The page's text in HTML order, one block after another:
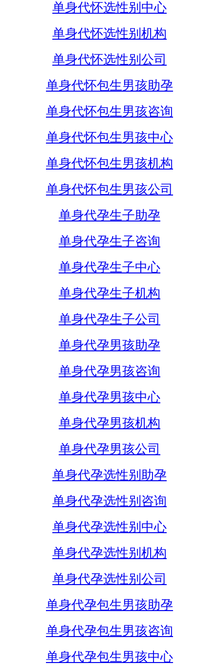
单身代怀选性别中心
单身代怀选性别机构
单身代怀选性别公司
单身代怀包生男孩助孕
单身代怀包生男孩咨询
单身代怀包生男孩中心
单身代怀包生男孩机构
单身代怀包生男孩公司
单身代孕生子助孕
单身代孕生子咨询
单身代孕生子中心
单身代孕生子机构
单身代孕生子公司
单身代孕男孩助孕
单身代孕男孩咨询
单身代孕男孩中心
单身代孕男孩机构
单身代孕男孩公司
单身代孕选性别助孕
单身代孕选性别咨询
单身代孕选性别中心
单身代孕选性别机构
单身代孕选性别公司
单身代孕包生男孩助孕
单身代孕包生男孩咨询
单身代孕包生男孩中心